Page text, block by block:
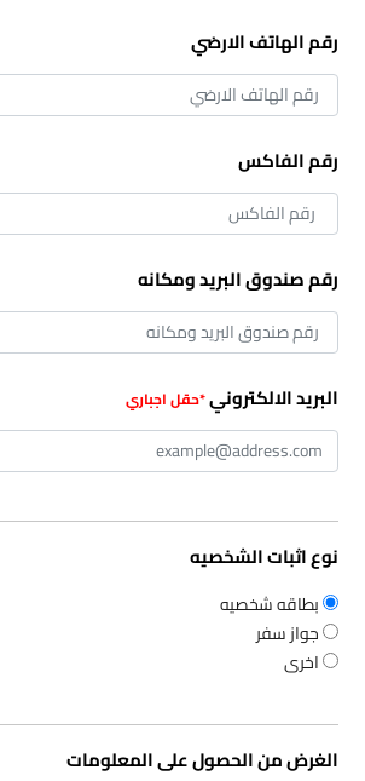
رقم الهاتف الارضي
رقم الفاكس
رقم صندوق البريد ومكانه
البريد الالكتروني
نوع اثبات الشخصيه
بطاقه شخصيه
جواز سفر
اخرى
الغرض من الحصول على المعلومات